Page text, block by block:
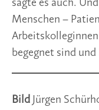
sagte es auch.
Menschen –
begegnet sind
Bild Jürgen